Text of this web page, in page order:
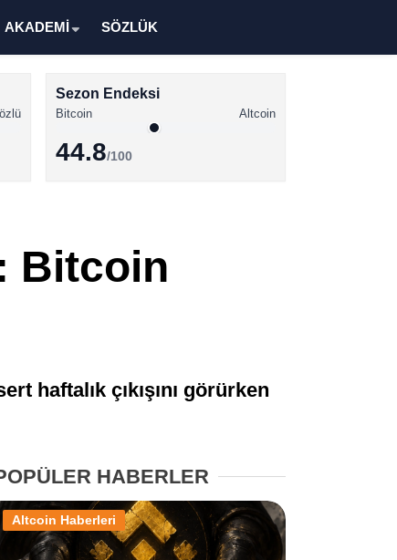
Memecoin Haberleri
Facebook
AKADEMİ SÖZLÜK
Sezon Endeksi
Bitcoin Altcoin
44.8/100
Bitcoin
haftalık çıkışını görürken
HABERLER
Altcoin Haberleri